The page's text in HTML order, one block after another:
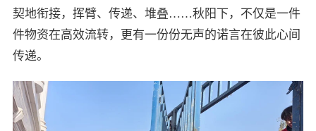
契地衔接，挥臂、传递、堆叠……秋阳下，不仅是一件
件物资在高效流转，更有一份份无声的诺言在彼此心间
传递。